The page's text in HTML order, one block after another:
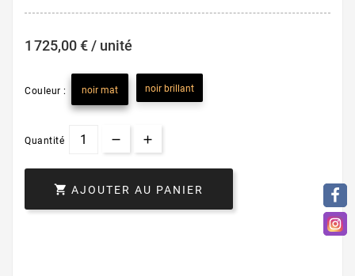
1 725,00 € / unité
Couleur : noir mat noir brillant
Quantité
 AJOUTER AU PANIER